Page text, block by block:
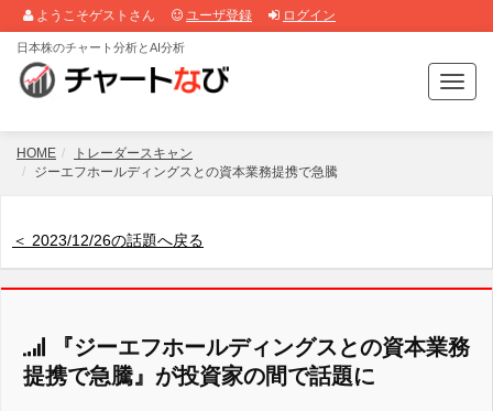
ようこそゲストさん ユーザ登録 ログイン
T
o
g
t
日本株のチャート分析とAI分析
HOME
トレーダースキャン
ジーエフホールディングスとの資本業務提携で急騰
＜ 2023/12/26の話題へ戻る
『ジーエフホールディングスとの資本業務
提携で急騰』が投資家の間で話題に